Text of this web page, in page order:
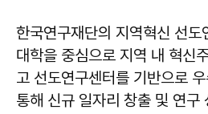
한국연구재단의 지역혁신 선도
대학을 중심으로 지역 내 혁신
고 선도연구센터를 기반으로
통해 신규 일자리 창출 및 연구